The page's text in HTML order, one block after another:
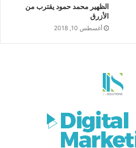
الظهير محمد حمود يقترب من
الأزرق
أغسطس 10, 2018